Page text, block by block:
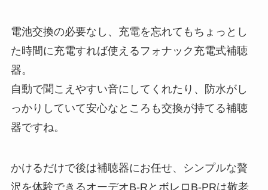
電池交換の必要なし、充電を忘れてもちょっとし
た時間に充電すれば使えるフォナック充電式補聴
器。
自動で聞こえやすい音にしてくれたり、防水がし
っかりしていて安心なところも交換が持てる補聴
器ですね。
かけるだけで後は補聴器にお任せ、シンプルな贅
沢を体験できるオーデオB-RとボレロB-PRは敬老